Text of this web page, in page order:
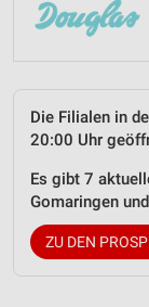
Die Filialen in
20:00 Uhr
Es gibt 7
Gomaringen
ZU DEN